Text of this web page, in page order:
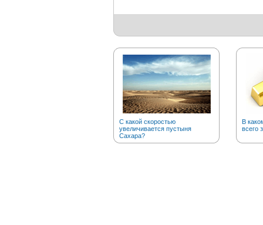
С какой скоростью
увеличивается пустыня
Сахара?
В
всего